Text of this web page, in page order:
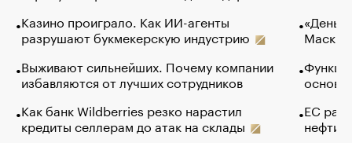
Казино проиграло. Как ИИ-агенты
разрушают букмекерскую индустрию
Выживают сильнейших. Почему компании
избавляются от лучших сотрудников
Как банк Wildberries резко нарастил
кредиты селлерам до атак на склады
Маск в
основ
ЕС
нефти